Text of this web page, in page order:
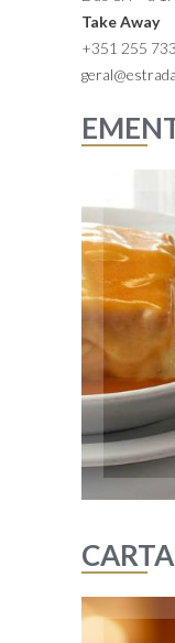
Take Away
+351 255